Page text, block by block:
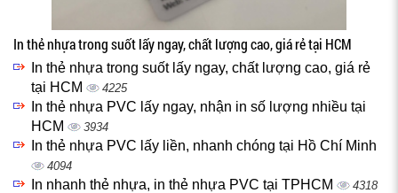
In thẻ nhựa trong suốt lấy ngay, chất lượng cao, giá rẻ tại HCM
In thẻ nhựa trong suốt lấy ngay, chất lượng cao, giá rẻ
tại HCM
4225
In thẻ nhựa PVC lấy ngay, nhận in số lượng nhiều tại
HCM
3934
In thẻ nhựa PVC lấy liền, nhanh chóng tại Hồ Chí Minh
4094
In nhanh thẻ nhựa, in thẻ nhựa PVC tại TPHCM 4318